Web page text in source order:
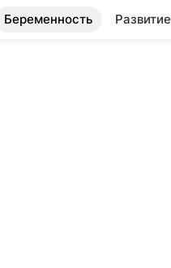
Беременность Развитие